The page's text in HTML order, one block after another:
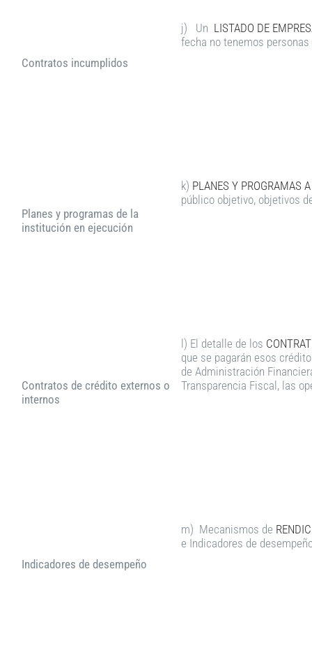
Contratos incumplidos
j) Un LISTADO DE
fecha no tenemos
Planes y programas de la
institución en ejecución
k) PLANES Y PROGRAMAS
público objetivo, objetivos
Contratos de crédito externos o
internos
l) El detalle de los
que se pagarán esos
de Administración
Transparencia Fiscal, las
Indicadores de desempeño
m) Mecanismos de
e Indicadores de